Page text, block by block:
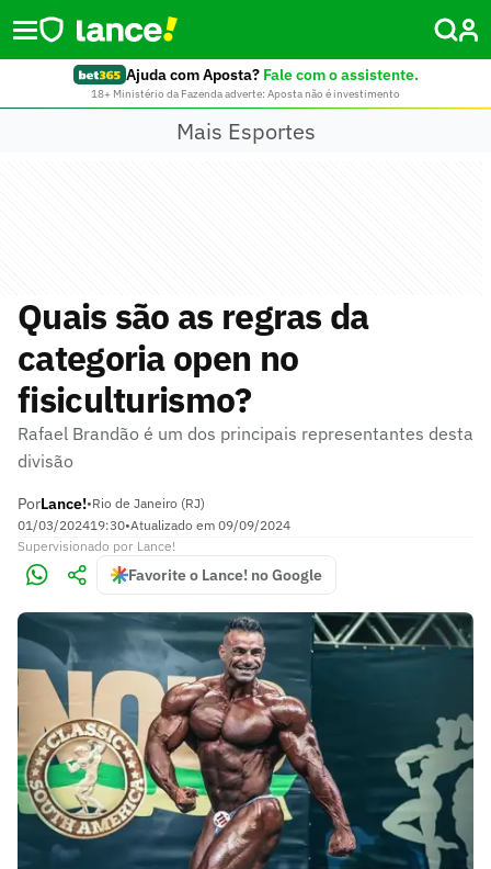
Ajuda com Aposta? Fale com o assistente.
18+ Ministério da Fazenda adverte: Aposta não é investimento
Mais Esportes
Quais são as regras da
categoria open no
fisiculturismo?
Rafael Brandão é um dos principais representantes desta
divisão
PorLance!•Rio de Janeiro (RJ)
01/03/202419:30•Atualizado em 09/09/2024
Supervisionado por Lance!
Favorite o Lance! no Google